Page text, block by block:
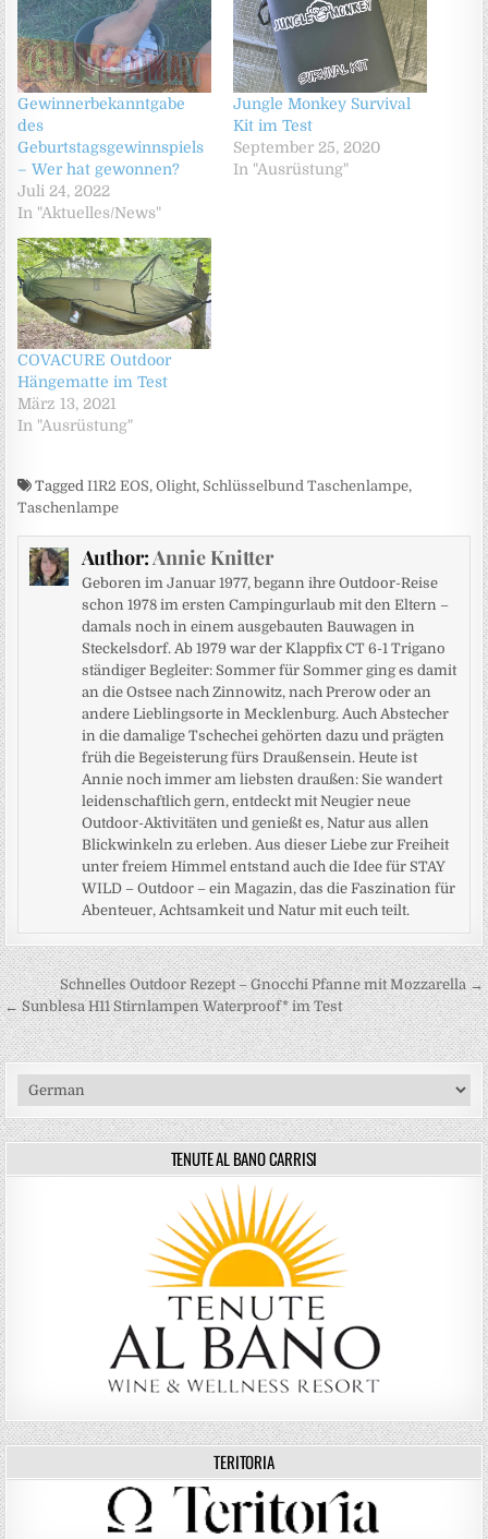
Gewinnerbekanntgabe
des
Geburtstagsgewinnspiels
– Wer hat gewonnen?
Juli 24, 2022
In "Aktuelles/News"
Jungle Monkey Survival
Kit im Test
September 25, 2020
In "Ausrüstung"
COVACURE Outdoor
Hängematte im Test
März 13, 2021
In "Ausrüstung"
TaggedI1R2 EOS,Olight, Schlüsselbund Taschenlampe,
Taschenlampe
Author: Annie Knitter
Geboren im Januar 1977, begann ihre Outdoor-Reise
schon 1978 im ersten Campingurlaub mit den Eltern –
damals noch in einem ausgebauten Bauwagen in
Steckelsdorf. Ab 1979 war der Klappfix CT 6-1 Trigano
ständiger Begleiter: Sommer für Sommer ging es damit
an die Ostsee nach Zinnowitz, nach Prerow oder an
andere Lieblingsorte in Mecklenburg. Auch Abstecher
in die damalige Tschechei gehörten dazu und prägten
früh die Begeisterung fürs Draußensein. Heute ist
Annie noch immer am liebsten draußen: Sie wandert
leidenschaftlich gern, entdeckt mit Neugier neue
Outdoor-Aktivitäten und genießt es, Natur aus allen
Blickwinkeln zu erleben. Aus dieser Liebe zur Freiheit
unter freiem Himmel entstand auch die Idee für STAY
WILD – Outdoor – ein Magazin, das die Faszination für
Abenteuer, Achtsamkeit und Natur mit euch teilt.
Beitragsnavigation
Schnelles Outdoor Rezept – Gnocchi Pfanne mit Mozzarella →
← Sunblesa H11 Stirnlampen Waterproof* im Test
TENUTE AL BANO CARRISI
TERITORIA